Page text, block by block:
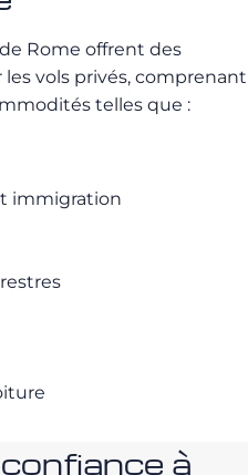
Rome offrent des
vols privés, comprenant
telles que :
immigration
à